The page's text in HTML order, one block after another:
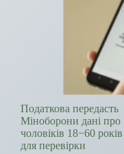
Податкова передасть
Міноборони дані про
чоловіків 18−60 років
для перевірки